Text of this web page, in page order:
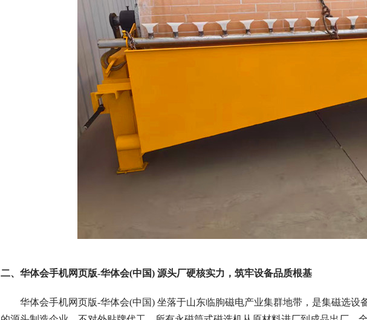
二、华体会手机网页版-华体会(中国) 源头厂硬核实力，筑牢设备品质根基
华体会手机网页版-华体会(中国) 坐落于山东临朐磁电产业集群地带，是集磁选